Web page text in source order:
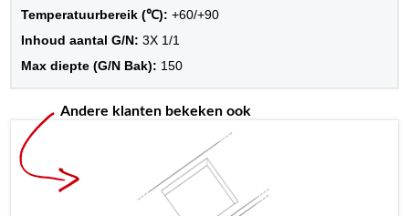
Temperatuurbereik (℃): +60/+90
Inhoud aantal G/N: 3X 1/1
Max diepte (G/N Bak): 150
Andere klanten bekeken ook